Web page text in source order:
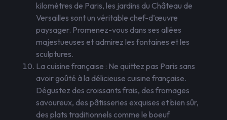
kilomètres de Paris, les jardins du Château de
Versailles sont un véritable chef-d’œuvre
paysager. Promenez-vous dans ses allées
majestueuses et admirez les fontaines et les
sculptures.
La cuisine française : Ne quittez pas Paris sans
avoir goûté à la délicieuse cuisine française.
Dégustez des croissants frais, des fromages
savoureux, des pâtisseries exquises et bien sûr,
des plats traditionnels comme le boeuf